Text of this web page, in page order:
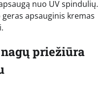
nuo UV spindulių.
apsauginis kremas
priežiūra